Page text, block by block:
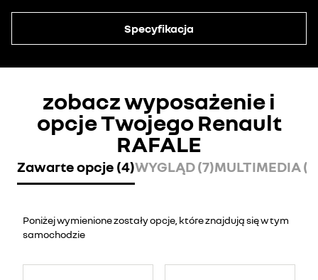
Specyfikacja
zobacz wyposażenie i
opcje Twojego Renault
RAFALE
Zawarte opcje (4)WYGLĄD (7)MULTIMEDIA
Poniżej wymienione zostały opcje, które znajdują się w tym
samochodzie